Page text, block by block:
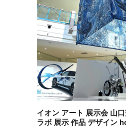
イオン アート 展示会 山
ラボ 展示 作品 デザイン